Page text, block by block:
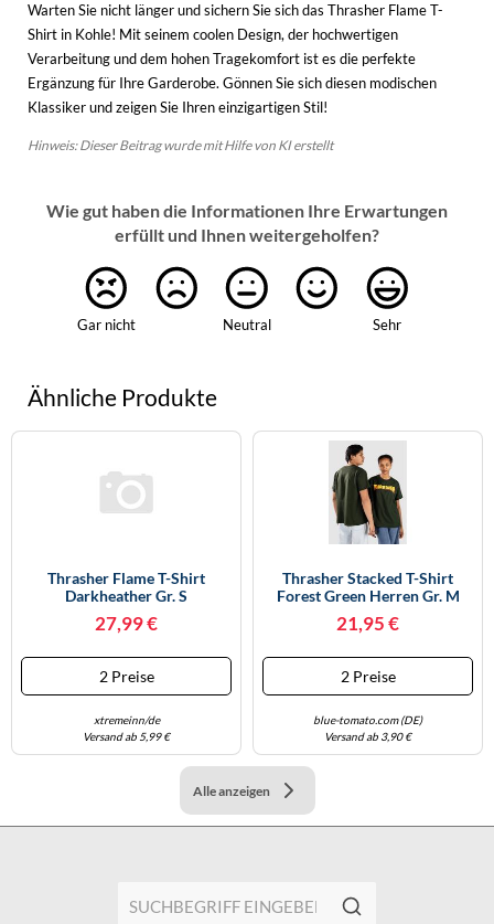
Warten Sie nicht länger und sichern Sie sich das Thrasher Flame T-
Shirt in Kohle! Mit seinem coolen Design, der hochwertigen
Verarbeitung und dem hohen Tragekomfort ist es die perfekte
Ergänzung für Ihre Garderobe. Gönnen Sie sich diesen modischen
Klassiker und zeigen Sie Ihren einzigartigen Stil!
Hinweis: Dieser Beitrag wurde mit Hilfe von KI erstellt
Wie gut haben die Informationen Ihre Erwartungen
erfüllt und Ihnen weitergeholfen?
Gar nicht Neutral Sehr
Ähnliche Produkte
Thrasher Flame T-Shirt
Darkheather Gr. S
27,99 €
2 Preise
xtremeinn/de
Versand ab 5,99 €
Thrasher Stacked T-Shirt
Forest Green Herren Gr. M
21,95 €
2 Preise
blue-tomato.com (DE)
Versand ab 3,90 €
Alle anzeigen